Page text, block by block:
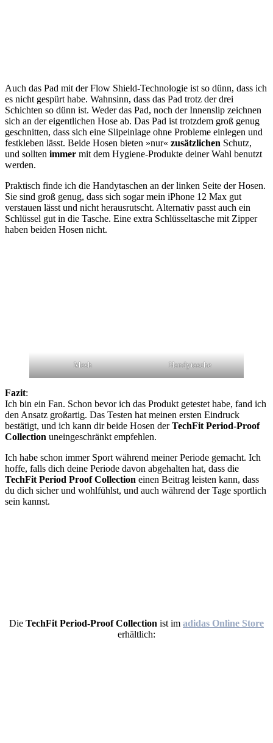
Auch das Pad mit der Flow Shield-Technologie ist so dünn, dass ich
es nicht gespürt habe. Wahnsinn, dass das Pad trotz der drei
Schichten so dünn ist. Weder das Pad, noch der Innenslip zeichnen
sich an der eigentlichen Hose ab. Das Pad ist trotzdem groß genug
geschnitten, dass sich eine Slipeinlage ohne Probleme einlegen und
festkleben lässt. Beide Hosen bieten »nur« zusätzlichen Schutz,
und sollten immer mit dem Hygiene-Produkte deiner Wahl benutzt
werden.
Praktisch finde ich die Handytaschen an der linken Seite der Hosen.
Sie sind groß genug, dass sich sogar mein iPhone 12 Max gut
verstauen lässt und nicht herausrutscht. Alternativ passt auch ein
Schlüssel gut in die Tasche. Eine extra Schlüsseltasche mit Zipper
haben beiden Hosen nicht.
Mesh Handytasche
Fazit:
Ich bin ein Fan. Schon bevor ich das Produkt getestet habe, fand ich
den Ansatz großartig. Das Testen hat meinen ersten Eindruck
bestätigt, und ich kann dir beide Hosen derTechFit Period-Proof
Collection uneingeschränkt empfehlen.
Ich habe schon immer Sport während meiner Periode gemacht. Ich
hoffe, falls dich deine Periode davon abgehalten hat, dass die
TechFit Period Proof Collection einen Beitrag leisten kann, dass
du dich sicher und wohlfühlst, und auch während der Tage sportlich
sein kannst.
Die TechFit Period-Proof Collection ist im adidas Online Store
erhältlich: